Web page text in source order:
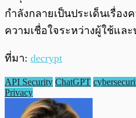
กำลังกลายเป็นประเด็นเรื่อ
ความเชื่อใจระหว่างผู้ใช้แล
ที่มา: decrypt
API Security ChatGPT
Privacy